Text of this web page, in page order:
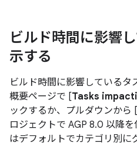
ビルド時間に影響
示する
ビルド時間に影響しているタ
概要ページで [Tasks
ックするか、プルダウンから [
ロジェクトで AGP 8.0 以降
はデフォルトでカテゴリ別に